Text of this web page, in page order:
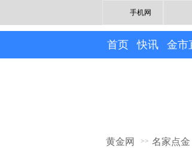
手机网
首页 快讯 金市
黄金网 >> 名家点金